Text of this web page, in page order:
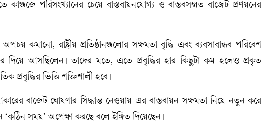
কাগুজে পরিসংখ্যানের চেয়ে বাস্তবায়নযোগ্য ও বাস্তবসম্মত বাজেট প্রণয়নের
অপচয় কমানো, রাষ্ট্রীয় প্রতিষ্ঠানগুলোর সক্ষমতা বৃদ্ধি এবং ব্যবসাবান্ধব পরিবেশ
দিয়ে আসছিলেন। তাদের মতে, এতে প্রবৃদ্ধির হার কিছুটা কম হলেও প্রকৃত
প্রবৃদ্ধির ভিত্তি শক্তিশালী হবে।
বাজেট ঘোষণার সিদ্ধান্ত নেওয়ায় এর বাস্তবায়ন সক্ষমতা নিয়ে নতুন করে
‘কঠিন সময়’ অপেক্ষা করছে বলে ইঙ্গিত দিয়েছেন।